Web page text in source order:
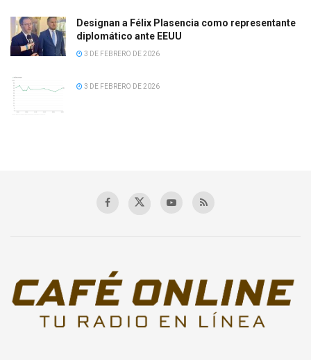
Designan a Félix Plasencia como representante
diplomático ante EEUU
3 DE FEBRERO DE 2026
3 DE FEBRERO DE 2026